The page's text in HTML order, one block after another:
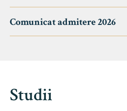
Comunicat admitere 2026
Studii